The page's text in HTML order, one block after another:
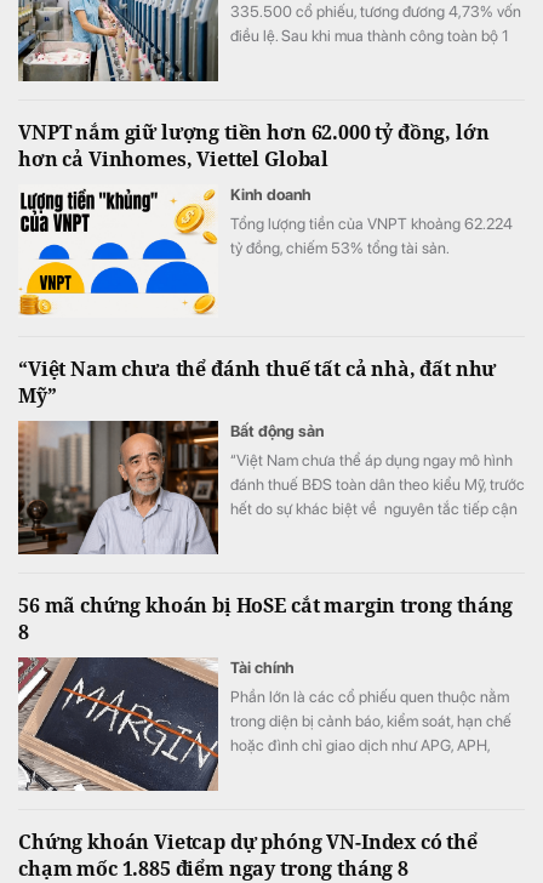
335.500 cổ phiếu, tương đương 4,73% vốn
điều lệ. Sau khi mua thành công toàn bộ 1
VNPT nắm giữ lượng tiền hơn 62.000 tỷ đồng, lớn
hơn cả Vinhomes, Viettel Global
Kinh doanh
Tổng lượng tiền của VNPT khoảng 62.224
tỷ đồng, chiếm 53% tổng tài sản.
“Việt Nam chưa thể đánh thuế tất cả nhà, đất như
Mỹ”
Bất động sản
“Việt Nam chưa thể áp dụng ngay mô hình
đánh thuế BĐS toàn dân theo kiểu Mỹ, trước
hết do sự khác biệt về nguyên tắc tiếp cận
56 mã chứng khoán bị HoSE cắt margin trong tháng
8
Tài chính
Phần lớn là các cổ phiếu quen thuộc nằm
trong diện bị cảnh báo, kiểm soát, hạn chế
hoặc đình chỉ giao dịch như APG, APH,
Chứng khoán Vietcap dự phóng VN-Index có thể
chạm mốc 1.885 điểm ngay trong tháng 8